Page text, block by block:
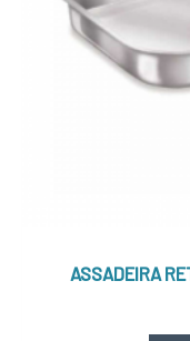
ASSADEIRA